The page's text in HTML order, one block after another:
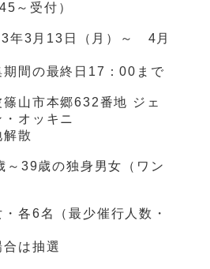
45 ～受付）
年3月 13 日（月）～ 4月
間の最終日 17 ：00 まで
山市本郷632番地 ジェ
オッキニ
散
歳の独身男女（ワン
各6名（最少催行人数・
は抽選